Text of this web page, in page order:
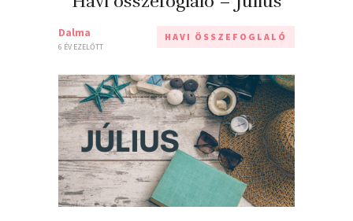
Dalma
6 ÉV EZELŐTT
HAVI ÖSSZEFOGLALÓ